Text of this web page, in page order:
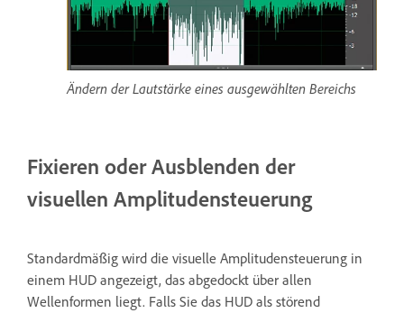
Ändern der Lautstärke eines ausgewählten Bereichs
Fixieren oder Ausblenden der
visuellen Amplitudensteuerung
Standardmäßig wird die visuelle Amplitudensteuerung in
einem HUD angezeigt, das abgedockt über allen
Wellenformen liegt. Falls Sie das HUD als störend